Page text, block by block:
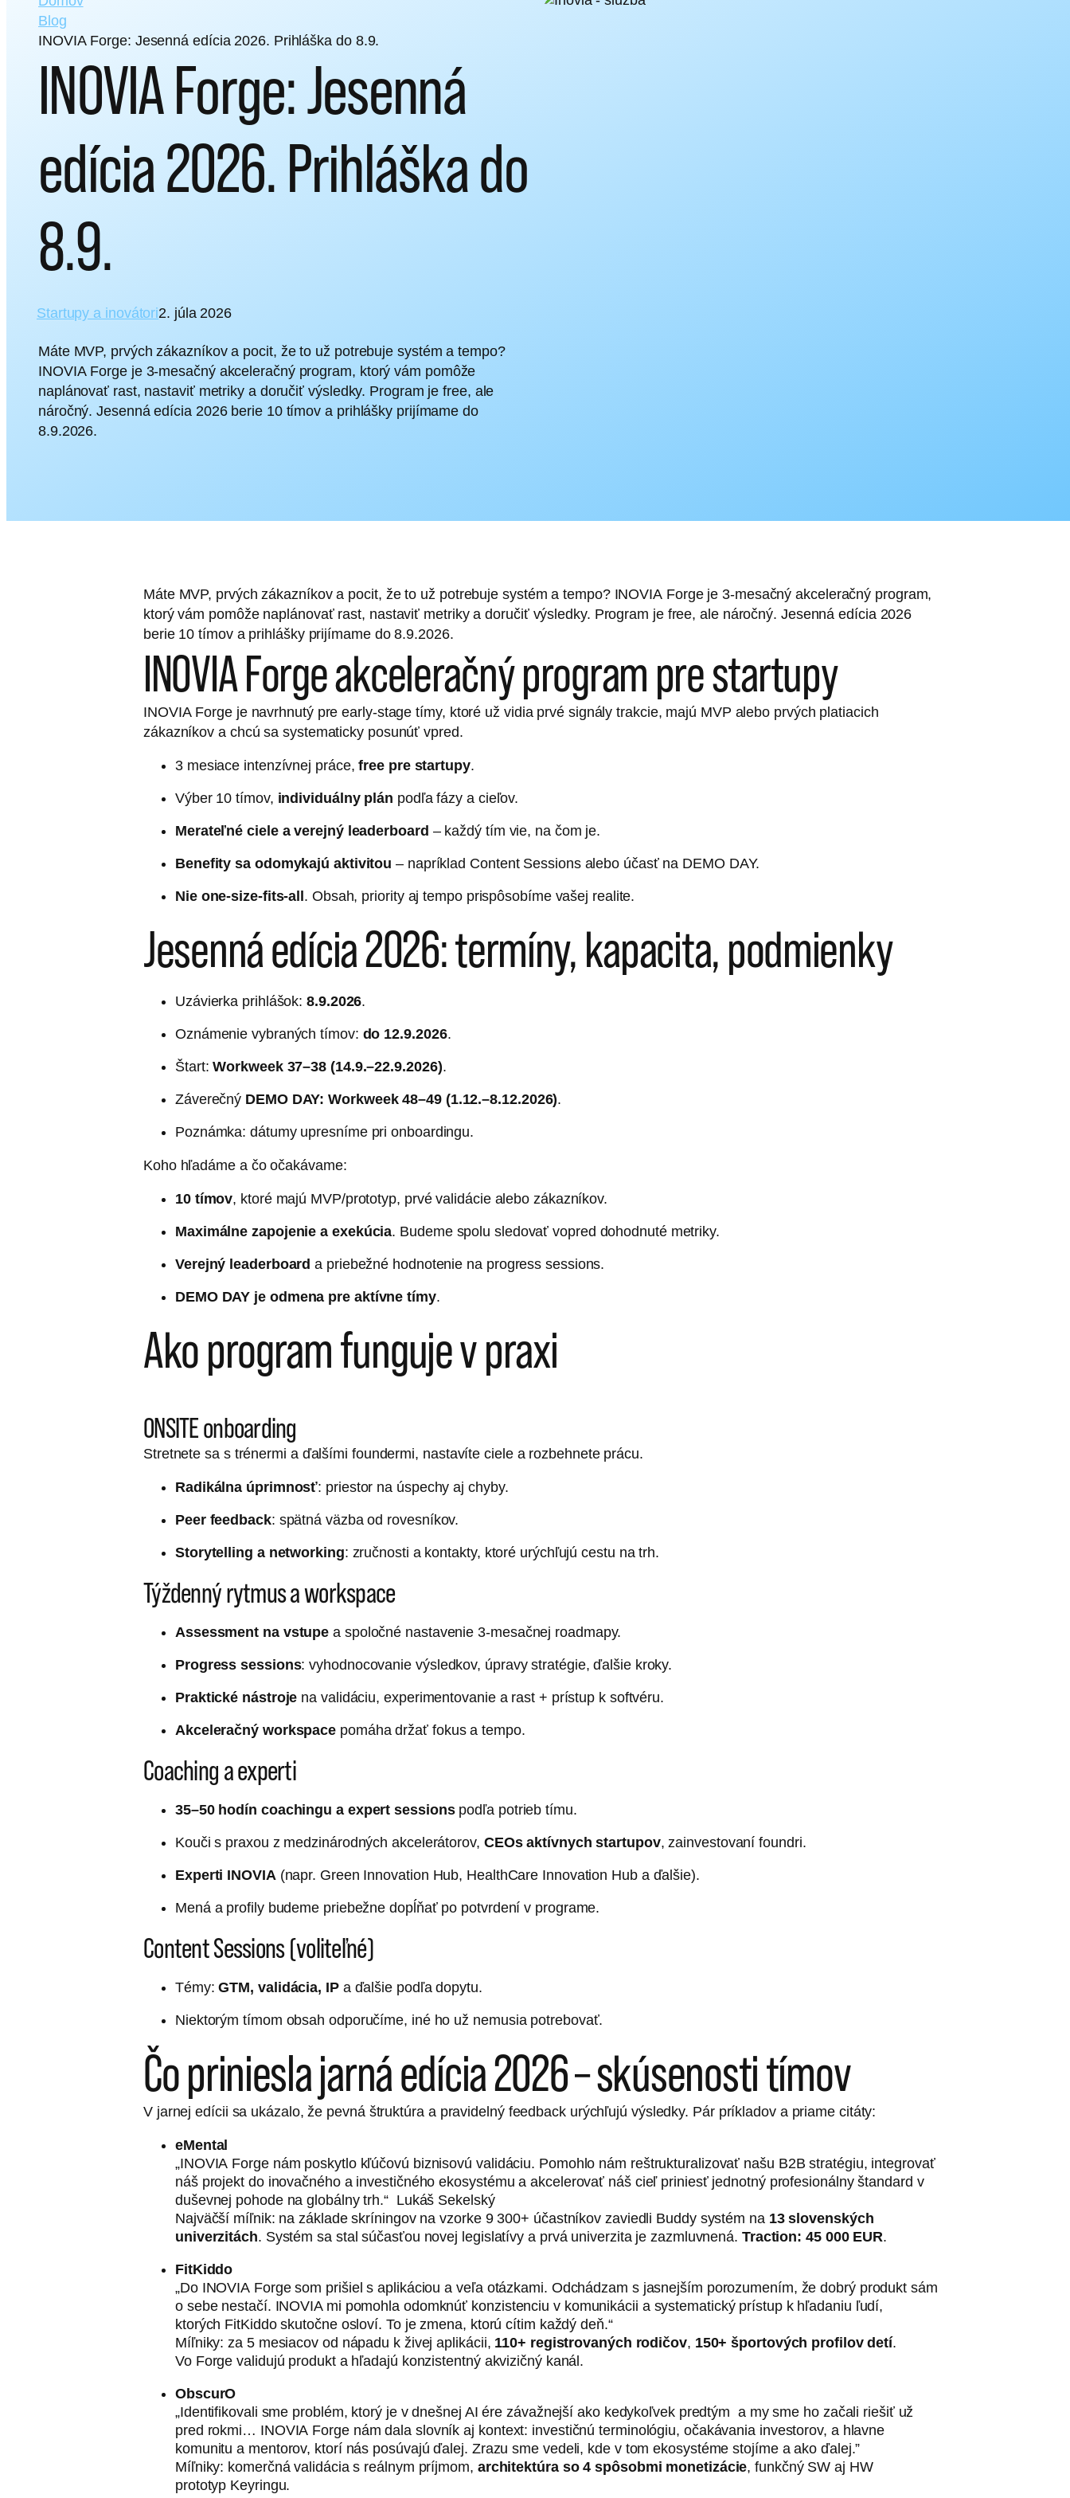
Blog
INOVIA Forge: Jesenná edícia 2026. Prihláška do 8.9.
INOVIA Forge: Jesenná
edícia 2026. Prihláška do
8.9.
Startupy a inovátori2. júla 2026
Máte MVP, prvých zákazníkov a pocit, že to už potrebuje systém a tempo?
INOVIA Forge je 3-mesačný akceleračný program, ktorý vám pomôže
naplánovať rast, nastaviť metriky a doručiť výsledky. Program je free, ale
náročný. Jesenná edícia 2026 berie 10 tímov a prihlášky prijímame do
8.9.2026.
Máte MVP, prvých zákazníkov a pocit, že to už potrebuje systém a tempo? INOVIA Forge je 3-mesačný akceleračný program,
ktorý vám pomôže naplánovať rast, nastaviť metriky a doručiť výsledky. Program je free, ale náročný. Jesenná edícia 2026
berie 10 tímov a prihlášky prijímame do 8.9.2026.
INOVIA Forge akceleračný program pre startupy
INOVIA Forge je navrhnutý pre early-stage tímy, ktoré už vidia prvé signály trakcie, majú MVP alebo prvých platiacich
zákazníkov a chcú sa systematicky posunúť vpred.
3 mesiace intenzívnej práce,free pre startupy.
Výber 10 tímov, individuálny plán podľa fázy a cieľov.
Merateľné ciele a verejný leaderboard – každý tím vie, na čom je.
Benefity sa odomykajú aktivitou – napríklad Content Sessions alebo účasť na DEMO DAY.
Nie one-size-fits-all . Obsah, priority aj tempo prispôsobíme vašej realite.
Jesenná edícia 2026: termíny, kapacita, podmienky
Uzávierka prihlášok:8.9.2026.
Oznámenie vybraných tímov: do 12.9.2026.
Štart:Workweek 37–38 (14.9.–22.9.2026).
Záverečný DEMO DAY: Workweek 48–49 (1.12.–8.12.2026).
Poznámka: dátumy upresníme pri onboardingu.
Koho hľadáme a čo očakávame:
10 tímov, ktoré majú MVP/prototyp, prvé validácie alebo zákazníkov.
Maximálne zapojenie a exekúcia. Budeme spolu sledovať vopred dohodnuté metriky.
Verejný leaderboard a priebežné hodnotenie na progress sessions.
DEMO DAY je odmena pre aktívne tímy.
Ako program funguje v praxi
ONSITE onboarding
Stretnete sa s trénermi a ďalšími foundermi, nastavíte ciele a rozbehnete prácu.
Radikálna úprimnosť: priestor na úspechy aj chyby.
Peer feedback: spätná väzba od rovesníkov.
Storytelling a networking: zručnosti a kontakty, ktoré urýchľujú cestu na trh.
Týždenný rytmus a workspace
Assessment na vstupe a spoločné nastavenie 3-mesačnej roadmapy.
Progress sessions: vyhodnocovanie výsledkov, úpravy stratégie, ďalšie kroky.
Praktické nástroje na validáciu, experimentovanie a rast + prístup k softvéru.
Akceleračný workspace pomáha držať fokus a tempo.
Coaching a experti
35–50 hodín coachingu a expert sessionspodľa potrieb tímu.
Kouči s praxou z medzinárodných akcelerátorov, CEOs aktívnych startupov, zainvestovaní foundri.
Experti INOVIA(napr. Green Innovation Hub, HealthCare Innovation Hub a ďalšie).
Mená a profily budeme priebežne dopĺňať po potvrdení v programe.
Content Sessions (voliteľné)
Témy:GTM, validácia, IPa ďalšie podľa dopytu.
Niektorým tímom obsah odporučíme, iné ho už nemusia potrebovať.
Čo priniesla jarná edícia 2026 – skúsenosti tímov
V jarnej edícii sa ukázalo, že pevná štruktúra a pravidelný feedback urýchľujú výsledky. Pár príkladov a priame citáty:
eMental
„INOVIA Forge nám poskytlo kľúčovú biznisovú validáciu. Pomohlo nám reštrukturalizovať našu B2B stratégiu, integrovať
náš projekt do inovačného a investičného ekosystému a akcelerovať náš cieľ priniesť jednotný profesionálny štandard v
duševnej pohode na globálny trh.“ Lukáš Sekelský
Najväčší míľnik: na základe skríningov na vzorke 9 300+ účastníkov zaviedli Buddy systém na 13 slovenských
univerzitách. Systém sa stal súčasťou novej legislatívy a prvá univerzita je zazmluvnená. Traction: 45 000 EUR.
FitKiddo
„Do INOVIA Forge som prišiel s aplikáciou a veľa otázkami. Odchádzam s jasnejším porozumením, že dobrý produkt sám
o sebe nestačí. INOVIA mi pomohla odomknúť konzistenciu v komunikácii a systematický prístup k hľadaniu ľudí,
ktorých FitKiddo skutočne osloví. To je zmena, ktorú cítim každý deň.“
Míľniky: za 5 mesiacov od nápadu k živej aplikácii, 110+ registrovaných rodičov, 150+ športových profilov detí.
Vo Forge validujú produkt a hľadajú konzistentný akvizičný kanál.
ObscurO
„Identifikovali sme problém, ktorý je v dnešnej AI ére závažnejší ako kedykoľvek predtým a my sme ho začali riešiť už
pred rokmi… INOVIA Forge nám dala slovník aj kontext: investičnú terminológiu, očakávania investorov, a hlavne
komunitu a mentorov, ktorí nás posúvajú ďalej. Zrazu sme vedeli, kde v tom ekosystéme stojíme a ako ďalej.”
Míľniky: komerčná validácia s reálnym príjmom, architektúra so 4 spôsobmi monetizácie, funkčný SW aj HW
prototyp Keyringu.